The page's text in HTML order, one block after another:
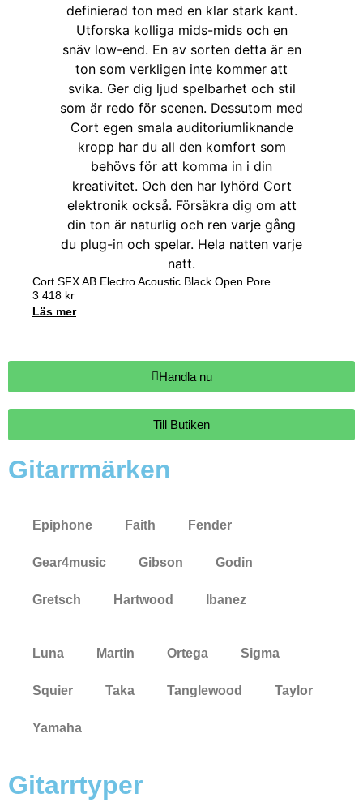
Cort SFX AB Electro Acoustic Black Open Pore
3 418 kr
Läs mer
Handla nu
Till Butiken
Gitarrmärken
Epiphone Faith Fender
Gear4music Gibson Godin
Gretsch Hartwood Ibanez
Luna Martin Ortega Sigma
Squier Taka Tanglewood Taylor
Yamaha
Gitarrtyper